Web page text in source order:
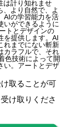
は計り知れませ
、より自然で、よ
AIの学習能力を活
いができるように
トとデザインの
を提供します。AI
れまでにない斬新
カラフルで、それ
色技術によって開
い。アートとデザ
取ることが可
け取りくださ